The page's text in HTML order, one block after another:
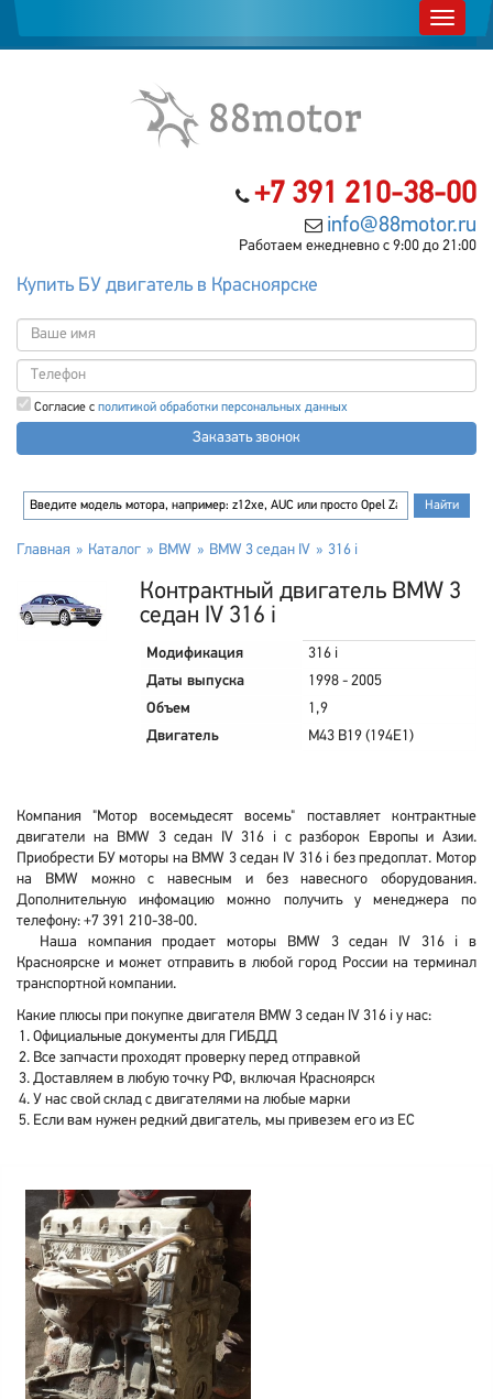
+7 391 210-38-00
info@88motor.ru
Работаем ежедневно с 9:00 до 21:00
Купить БУ двигатель в Красноярске
Согласие с политикой обработки персональных данных
Заказать звонок
Главная Каталог BMW BMW 3 седан IV 316 i
Контрактный двигатель BMW 3
седан IV 316 i
Модификация
316 i
Даты выпуска
1998 - 2005
Объем
1,9
Двигатель
M43 B19 (194E1)
Компания "Мотор восемьдесят восемь" поставляет контрактные
двигатели на BMW 3 седан IV 316 i с разборок Европы и Азии.
Приобрести БУ моторы на BMW 3 седан IV 316 i без предоплат. Мотор
на BMW можно с навесным и без навесного оборудования.
Дополнительную инфомацию можно получить у менеджера по
телефону: +7 391 210-38-00.
Наша компания продает моторы BMW 3 седан IV 316 i в
Красноярске и может отправить в любой город России на терминал
транспортной компании.
Какие плюсы при покупке двигателя BMW 3 седан IV 316 i у нас:
Официальные документы для ГИБДД
Все запчасти проходят проверку перед отправкой
Доставляем в любую точку РФ, включая Красноярск
У нас свой склад с двигателями на любые марки
Если вам нужен редкий двигатель, мы привезем его из ЕС